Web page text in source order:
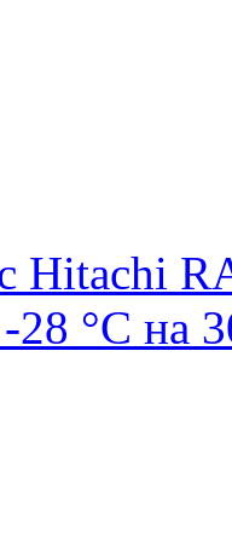
Hitachi
-28 °С на